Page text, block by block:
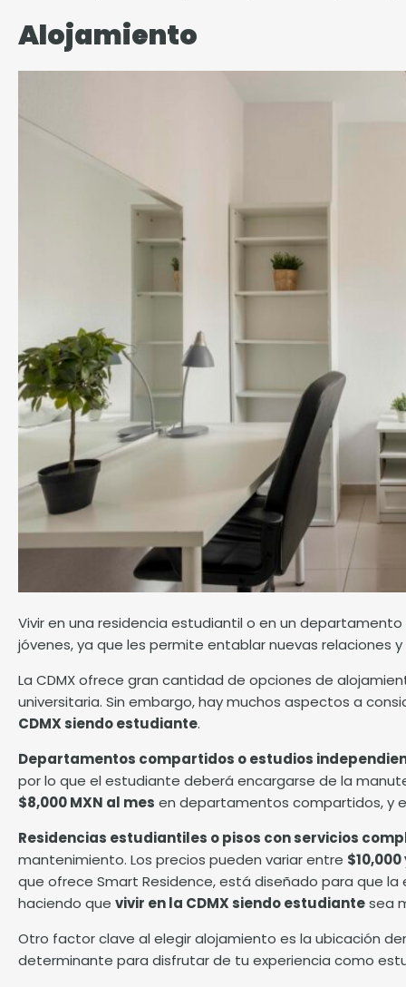
Alojamiento
Vivir en una residencia estudiantil o en un
jóvenes, ya que les permite entablar nuevas relaciones
La CDMX ofrece gran cantidad de opciones de
universitaria. Sin embargo, hay muchos aspectos a
CDMX siendo estudiante.
Departamentos compartidos o estudios
por lo que el estudiante deberá encargarse de la
$8,000 MXN al mes en departamentos compartidos, y
Residencias estudiantiles o pisos con servicios
mantenimiento. Los precios pueden variar entre
que ofrece Smart Residence, está diseñado para que
haciendo que vivir en la CDMX siendo estudiantesea
Otro factor clave al elegir alojamiento es la ubicación
determinante para disfrutar de tu experiencia como